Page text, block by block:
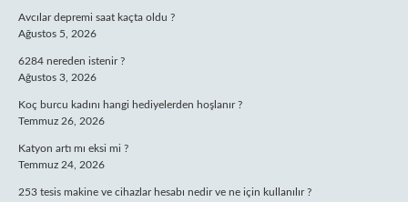
Avcılar depremi saat kaçta oldu ?
Ağustos 5, 2026
6284 nereden istenir ?
Ağustos 3, 2026
Koç burcu kadını hangi hediyelerden hoşlanır ?
Temmuz 26, 2026
Katyon artı mı eksi mi ?
Temmuz 24, 2026
253 tesis makine ve cihazlar hesabı nedir ve ne için kullanılır ?